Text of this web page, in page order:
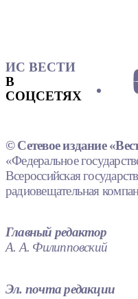
ИС ВЕСТИ
В
СОЦСЕТЯХ
© Сетевое издание
«Федеральное
Всероссийская
радиовещательная
Главный редактор
А. А. Филипповский
Эл. почта редакции